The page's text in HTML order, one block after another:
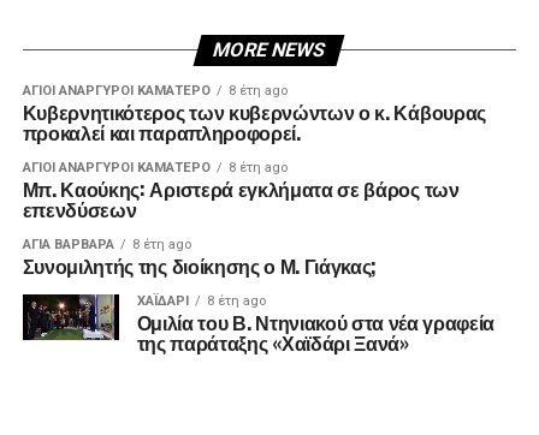
MORE NEWS
ΑΓΙΟΙ ΑΝΑΡΓΥΡΟΙ ΚΑΜΑΤΕΡΟ 8 έτη ago
Κυβερνητικότερος των κυβερνώντων ο κ. Κάβουρας
προκαλεί και παραπληροφορεί.
ΑΓΙΟΙ ΑΝΑΡΓΥΡΟΙ ΚΑΜΑΤΕΡΟ 8 έτη ago
Μπ. Καούκης: Αριστερά εγκλήματα σε βάρος των
επενδύσεων
ΑΓΙΑ ΒΑΡΒΑΡΑ 8 έτη ago
Συνομιλητής της διοίκησης ο Μ. Γιάγκας;
ΧΑΪΔΑΡΙ 8 έτη ago
Ομιλία του Β. Ντηνιακού στα νέα γραφεία
της παράταξης «Χαϊδάρι Ξανά»